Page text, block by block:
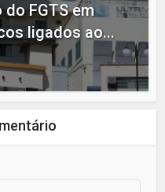
FGTS em
ligados ao...